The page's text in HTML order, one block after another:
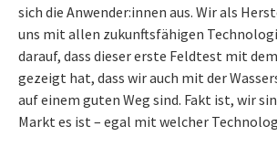
sich die Anwender:innen aus. Wir als
uns mit allen zukunftsfähigen
darauf, dass dieser erste Feldtest mit
gezeigt hat, dass wir auch mit der
auf einem guten Weg sind. Fakt ist, wir
Markt es ist – egal mit welcher